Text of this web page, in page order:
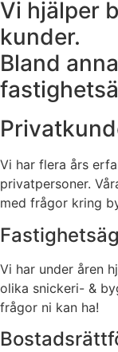
Vi hjälper
kunder.
Bland
Vi har flera års
privatpersoner.
med frågor kring
Vi har under åren
olika snickeri- &
frågor ni kan ha!